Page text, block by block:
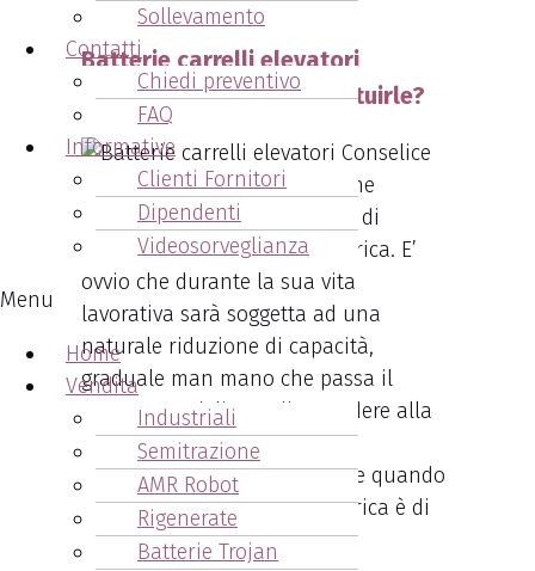
Sollevamento
Contatti
Chiedi preventivo
FAQ
Informative
Clienti Fornitori
Dipendenti
Videosorveglianza
Menu
Home
Vendita
Industriali
Semitrazione
AMR Robot
Rigenerate
Batterie Trojan
Batterie carrelli elevatori
Conselice - quando sostituirle?
Una batteria per muletto viene
venduta con una vita teorica di
oltre
1600 cicli di carica e scarica. E’
ovvio che durante la sua vita
lavorativa sarà soggetta ad una
naturale riduzione di capacità,
graduale man mano che passa il
tempo. Consigliamo di procedere alla
sostituzione della batteria di
trazioneper carrello elevatore quando
la sua capacità residua di carica è di
circa il 20%.